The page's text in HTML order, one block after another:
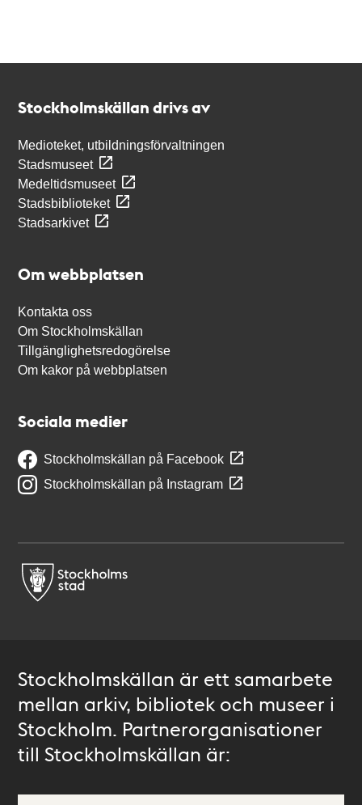
Stockholmskällan drivs av
Medioteket, utbildningsförvaltningen
Stadsmuseet
Medeltidsmuseet
Stadsbiblioteket
Stadsarkivet
Om webbplatsen
Kontakta oss
Om Stockholmskällan
Tillgänglighetsredogörelse
Om kakor på webbplatsen
Sociala medier
Stockholmskällan på Facebook
Stockholmskällan på Instagram
Stockholmskällan är ett samarbete
mellan arkiv, bibliotek och museer i
Stockholm. Partnerorganisationer
till Stockholmskällan är: